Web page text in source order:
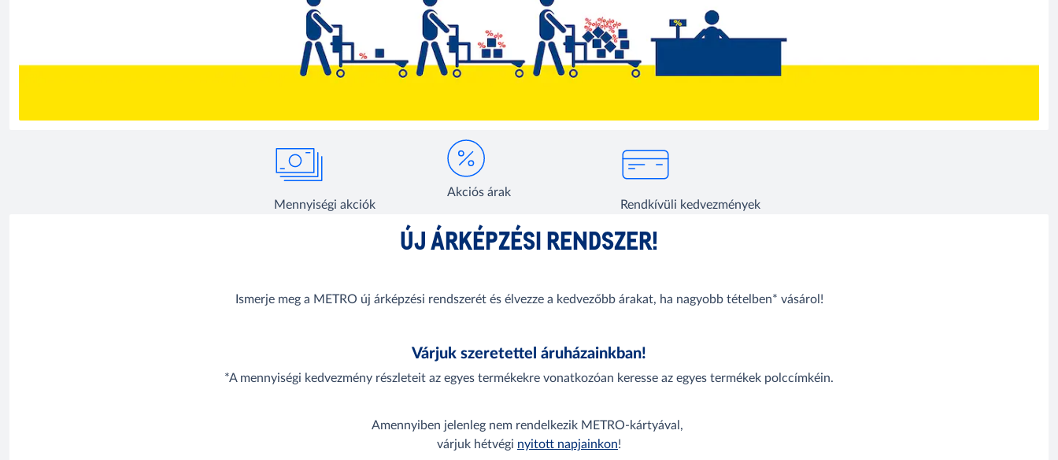
Mennyiségi akciók
Akciós árak
Rendkívüli kedvezmények
ÚJ ÁRKÉPZÉSI RENDSZER!
Ismerje meg a METRO új árképzési rendszerét és élvezze a kedvezőbb árakat, ha nagyobb tételben* vásárol!
Várjuk szeretettel áruházainkban!
*A mennyiségi kedvezmény részleteit az egyes termékekre vonatkozóan keresse az egyes termékek polccímkéin.
Amennyiben jelenleg nem rendelkezik METRO-kártyával,
várjuk hétvégi nyitott napjainkon!